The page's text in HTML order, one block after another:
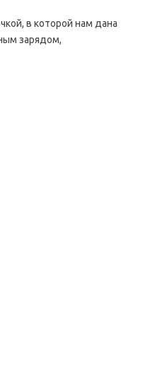
в которой нам дана
зарядом,